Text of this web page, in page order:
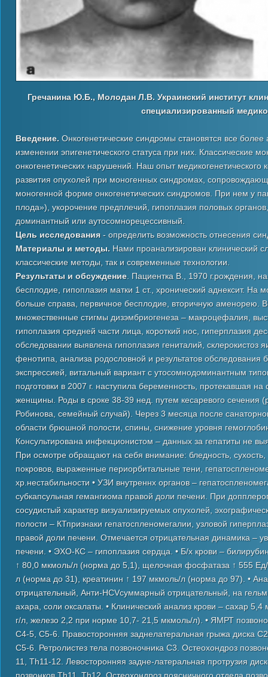
Гречанина Ю.Б., Молодан Л.В. Украинский институт
специализированный
Введение. Онкогенетические синдромы становятся все
изменении эпигенетического статуса при них.
онкогенетических нарушений. Наш опыт медикогенетического
развития опухолей при моногенных синдромах,
моногенной форме онкогенетических синдромов. При нем у
плода»), укорочение предплечий, гипоплазия половых
доминантный или аутосомнорецессивный.
Цель исследования - определить возможность отнесения
Материалы и методы. Нами проанализирован клинический
классические методы, так и современные технологии.
Результаты и обсуждение . Пациентка В., 1970 г.рождения,
бесплодие, гипоплазия матки 1 ст., хронический аднексит.
больше справа, первичное бесплодие, вторичную
множественные стигмы дизэмбриогенеза – макроцефалия,
гипоплазия средней части лица, короткий нос, гиперплазия
обследовании выявлена гипоплазия гениталий,
фенотипа, анализа родословной и результатов
экспрессией, витальный вариант с утосомнодоминантным
подготовки в 2007 г. наступила беременность, протекавшая
женщины. Роды в сроке 38-39 нед. путем кесаревого сечения
Робинова, семейный случай). Через 3 месяца после
области брюшной полости, спины, снижение уровня
Консультирована инфекционистом – данных за гепатиты не
При осмотре обращают на себя внимание: бледность,
покровов, выраженные периорбитальные тени,
хр.нестабильности • УЗИ внутреннх органов –
субкапсульная гемангиома правой доли печени. При
сосудистый характер визуализируемых опухолей,
полости – КТпризнаки гепатоспленомегалии, узловой
правой доли печени. Отмечается отрицательная динамика –
печени. • ЭХО-КС – гипоплазия сердца. • Б/х крови –
↑ 80,0 мкмоль/л (норма до 5,1), щелочная фосфатаза ↑ 555
л (норма до 31), креатинин ↑ 197 мкмоль/л (норма до 97). •
отрицательный, Анти-HCVсуммарный отрицательный, на
ахара, соли оксалаты. • Клинический анализ крови – сахар
г/л, железо 2,2 при норме 10,7- 21,5 мкмоль/л). • ЯМРТ
С4-5, С5-6. Правосторонняя заднелатеральная грыжа диска
С5-6. Ретролистез тела позвоночника С3. Остеохондроз
11, Th11-12. Левосторонняя задне-латеральная протрузия
позвонков Th11, Th12. Остеохондроз поясничного отдела